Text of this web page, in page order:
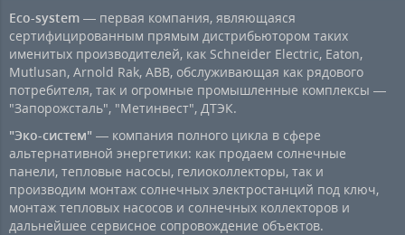
Eco-system — первая компания, являющаяся
сертифицированным прямым дистрибьютором таких
именитых производителей, как Schneider Electric, Eaton,
Mutlusan, Arnold Rak, ABB, обслуживающая как рядового
потребителя, так и огромные промышленные комплексы —
"Запорожсталь", "Метинвест", ДТЭК.
"Эко-систем" — компания полного цикла в сфере
альтернативной энергетики: как продаем солнечные
панели, тепловые насосы, гелиоколлекторы, так и
производим монтаж солнечных электростанций под ключ,
монтаж тепловых насосов и солнечных коллекторов и
дальнейшее сервисное сопровождение объектов.